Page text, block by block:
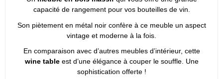
capacité de rangement pour vos bouteilles de vin.
Son piètement en métal noir confère à ce meuble un aspect
vintage et moderne à la fois.
En comparaison avec d’autres meubles d’intérieur, cette
wine tableest d’une élégance à couper le souffle. Une
sophistication offerte !